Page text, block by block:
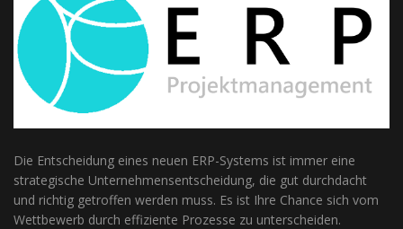
Die Entscheidung eines neuen ERP-Systems ist immer eine
strategische Unternehmensentscheidung, die gut durchdacht
und richtig getroffen werden muss. Es ist Ihre Chance sich vom
Wettbewerb durch effiziente Prozesse zu unterscheiden.